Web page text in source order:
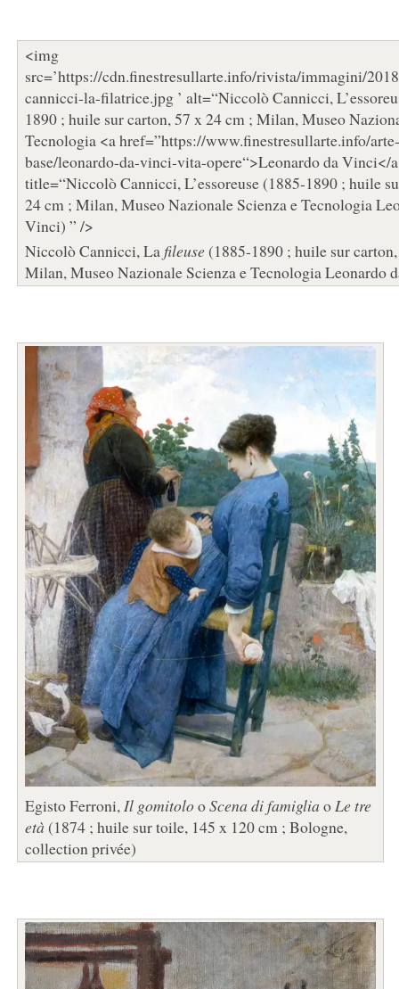
<img
src=’https://cdn.finestresullarte.info/rivista/immagini/
cannicci-la-filatrice.jpg ’ alt=“Niccolò Cannicci,
1890 ; huile sur carton, 57 x 24 cm ; Milan, Museo
Tecnologia <a href=”https://www.finestresullarte.info/arte-
base/leonardo-da-vinci-vita-opere“>Leonardo da Vinci</
title=“Niccolò Cannicci, L’essoreuse (1885-1890 ; huile
24 cm ; Milan, Museo Nazionale Scienza e Tecnologia
Vinci) ” />
Niccolò Cannicci, La fileuse (1885-1890 ; huile sur
Milan, Museo Nazionale Scienza e Tecnologia Leonardo
Egisto Ferroni, Il gomitolooScena di famiglia o Le tre
età (1874 ; huile sur toile, 145 x 120 cm ; Bologne,
collection privée)